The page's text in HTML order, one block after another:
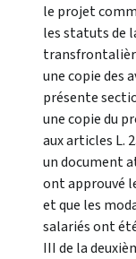
le projet
les statuts de
une copie des
présente
une copie du
aux articles L.
un document
ont approuvé
et que les
salariés ont
III de la